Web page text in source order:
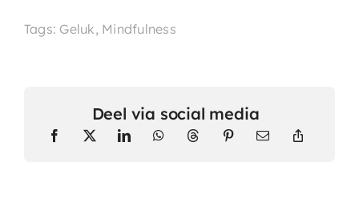
Tags: Geluk, Mindfulness
Deel via social media